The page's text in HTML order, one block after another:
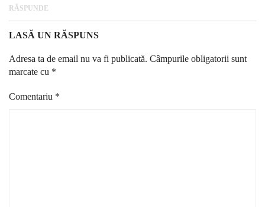
RĂSPUNDE
LASĂ UN RĂSPUNS
Adresa ta de email nu va fi publicată. Câmpurile obligatorii sunt
marcate cu *
Comentariu *